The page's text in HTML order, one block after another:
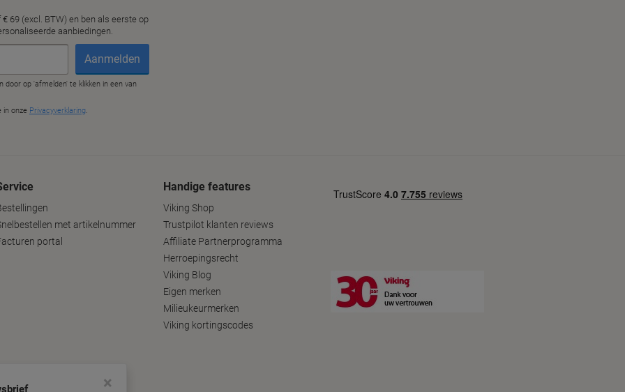
met artikelnummer
portal
Handige features
Viking Shop
Trustpilot klanten reviews
Affiliate Partnerprogramma
Herroepingsrecht
Viking Blog
Eigen merken
Milieukeurmerken
Viking kortingscodes
×